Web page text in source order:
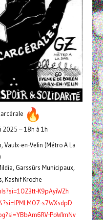
2025 – 18h à 1h
Vaulx-en-Velin (Métro A La
Garssûrs Municipaux,
Kashif Kroche
K9pAyiWZh
s7WXsdpD
PoWImNv